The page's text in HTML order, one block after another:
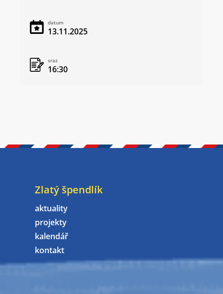
datum
13.11.2025
sraz
16:30
Zlatý špendlík
aktuality
projekty
kalendář
kontakt